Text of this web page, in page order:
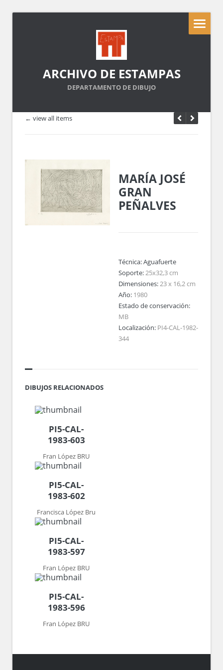
ARCHIVO DE ESTAMPAS
DEPARTAMENTO DE DIBUJO
← view all items
MARÍA JOSÉ
GRAN
PEÑALVES
Técnica:Aguafuerte
Soporte:25x32,3 cm
Dimensiones:23 x 16,2 cm
Año: 1980
Estado de conservación:
MB
Localización: PI4-CAL-1982-
344
DIBUJOS RELACIONADOS
PI5-CAL-
1983-603
Fran López BRU
PI5-CAL-
1983-602
Francisca López Bru
PI5-CAL-
1983-597
Fran López BRU
PI5-CAL-
1983-596
Fran López BRU